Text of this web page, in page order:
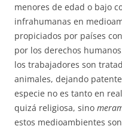
menores de edad o bajo
infrahumanas en
propiciados por países
por los derechos
los trabajadores son
animales, dejando
especie no es tanto en
quizá religiosa, sino
estos medioambientes